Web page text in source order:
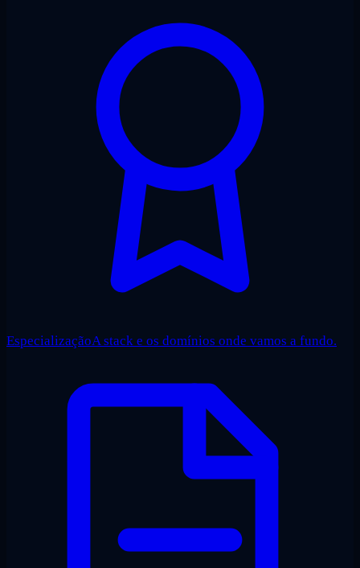
EspecializaçãoA stack e os domínios onde vamos a fundo.